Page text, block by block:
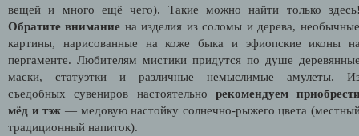
вещей и много ещё чего). Такие можно найти только
Обратите внимание на изделия из соломы и дерева, необычные
картины, нарисованные на коже быка и эфиопские иконы
пергаменте. Любителям мистики придутся по душе
маски, статуэтки и различные немыслимые амулеты.
съедобных сувениров настоятельно рекомендуем
мёд и тэж — медовую настойку солнечно-рыжего цвета
традиционный напиток).